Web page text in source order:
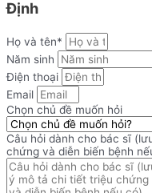
Định
Họ và tên*
Năm sinh
Điện thoại
Email
Chọn chủ đề muốn hỏi
Câu hỏi dành cho bác sĩ
chứng và diễn biến bệnh